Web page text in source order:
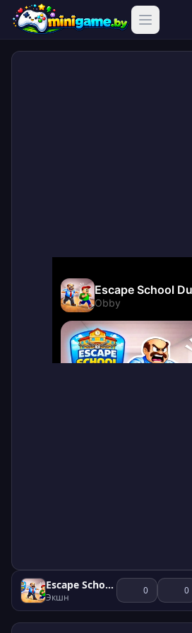
Escape School Duel
Экшн
0 0